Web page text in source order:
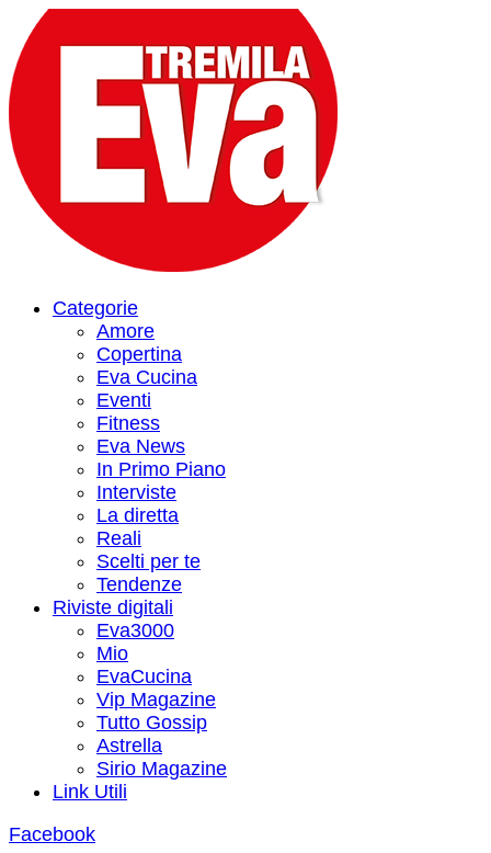
Categorie
Amore
Copertina
Eva Cucina
Eventi
Fitness
Eva News
In Primo Piano
Interviste
La diretta
Reali
Scelti per te
Tendenze
Riviste digitali
Eva3000
Mio
EvaCucina
Vip Magazine
Tutto Gossip
Astrella
Sirio Magazine
Link Utili
Facebook